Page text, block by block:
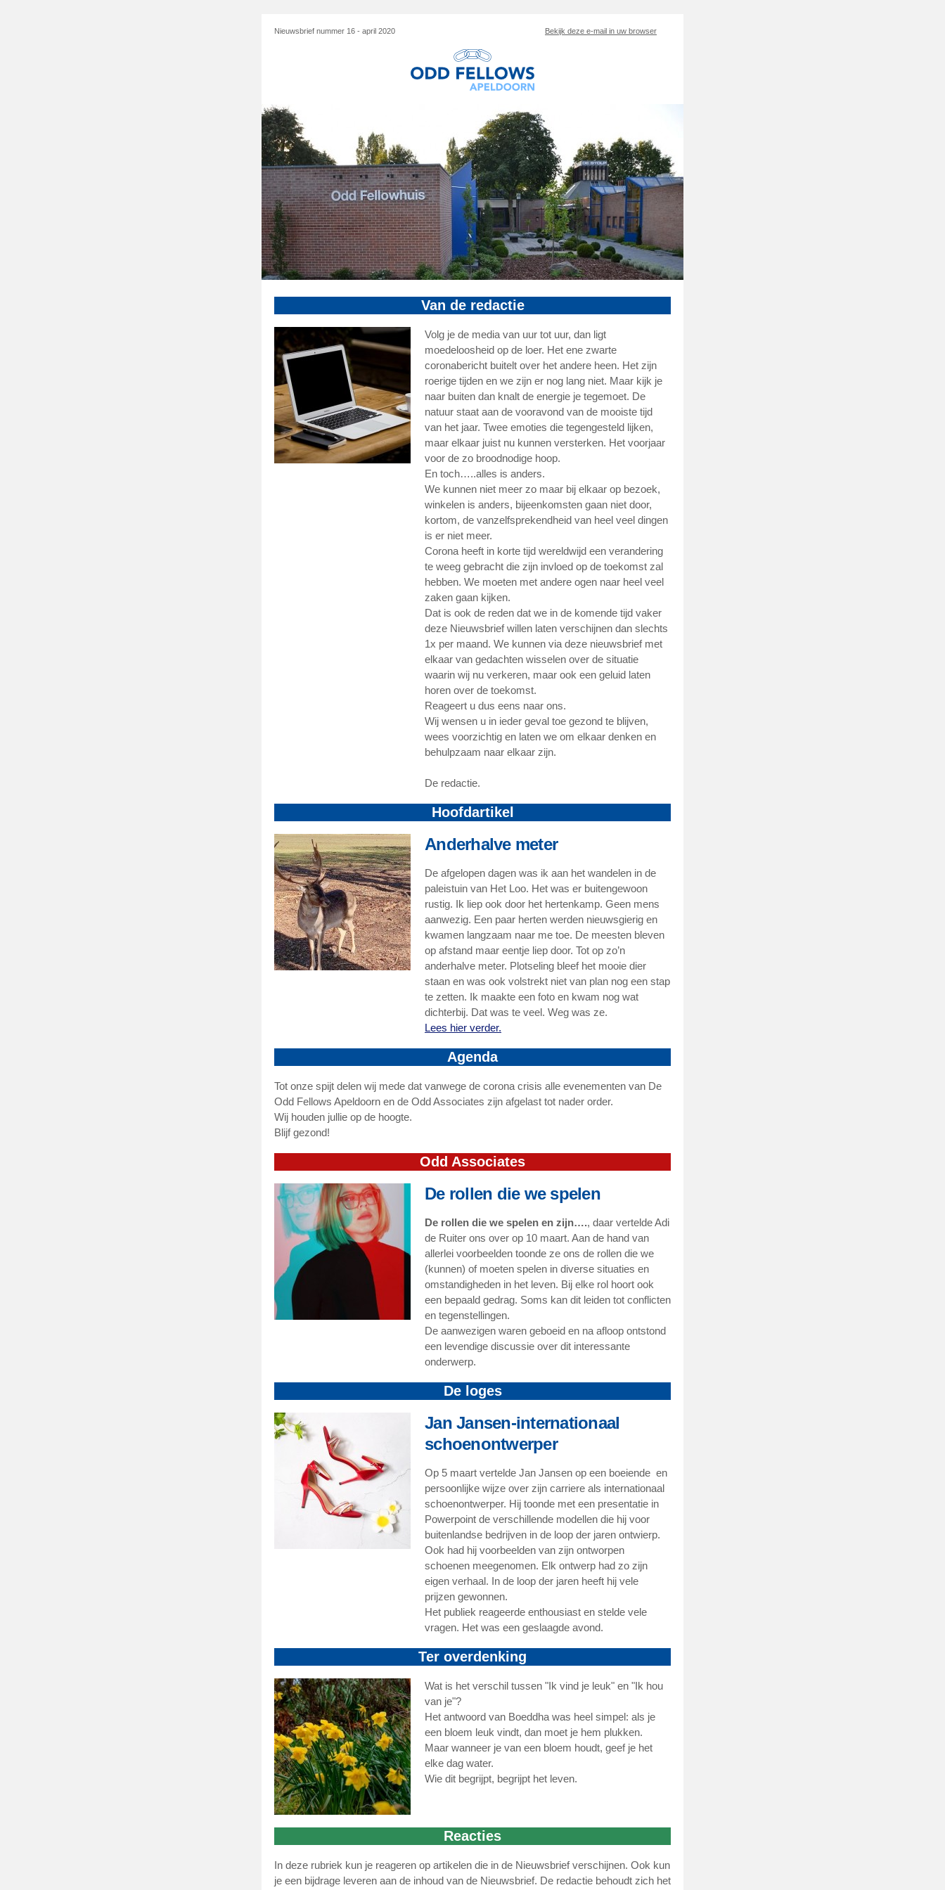
Nieuwsbrief nummer 16 - april 2020 Bekijk deze e-mail in uw browser
Van de redactie
Volg je de media van uur tot uur, dan ligt
moedeloosheid op de loer. Het ene zwarte
coronabericht buitelt over het andere heen. Het zijn
roerige tijden en we zijn er nog lang niet. Maar kijk je
naar buiten dan knalt de energie je tegemoet. De
natuur staat aan de vooravond van de mooiste tijd
van het jaar. Twee emoties die tegengesteld lijken,
maar elkaar juist nu kunnen versterken. Het voorjaar
voor de zo broodnodige hoop.
En toch…..alles is anders.
We kunnen niet meer zo maar bij elkaar op bezoek,
winkelen is anders, bijeenkomsten gaan niet door,
kortom, de vanzelfsprekendheid van heel veel dingen
is er niet meer.
Corona heeft in korte tijd wereldwijd een verandering
te weeg gebracht die zijn invloed op de toekomst zal
hebben. We moeten met andere ogen naar heel veel
zaken gaan kijken.
Dat is ook de reden dat we in de komende tijd vaker
deze Nieuwsbrief willen laten verschijnen dan slechts
1x per maand. We kunnen via deze nieuwsbrief met
elkaar van gedachten wisselen over de situatie
waarin wij nu verkeren, maar ook een geluid laten
horen over de toekomst.
Reageert u dus eens naar ons.
Wij wensen u in ieder geval toe gezond te blijven,
wees voorzichtig en laten we om elkaar denken en
behulpzaam naar elkaar zijn.
De redactie.
Hoofdartikel
Anderhalve meter
De afgelopen dagen was ik aan het wandelen in de
paleistuin van Het Loo. Het was er buitengewoon
rustig. Ik liep ook door het hertenkamp. Geen mens
aanwezig. Een paar herten werden nieuwsgierig en
kwamen langzaam naar me toe. De meesten bleven
op afstand maar eentje liep door. Tot op zo’n
anderhalve meter. Plotseling bleef het mooie dier
staan en was ook volstrekt niet van plan nog een stap
te zetten. Ik maakte een foto en kwam nog wat
dichterbij. Dat was te veel. Weg was ze.
Lees hier verder.
Agenda
Tot onze spijt delen wij mede dat vanwege de corona crisis alle evenementen van De
Odd Fellows Apeldoorn en de Odd Associates zijn afgelast tot nader order.
Wij houden jullie op de hoogte.
Blijf gezond!
Odd Associates
De rollen die we spelen
De rollen die we spelen en zijn…., daar vertelde Adi
de Ruiter ons over op 10 maart. Aan de hand van
allerlei voorbeelden toonde ze ons de rollen die we
(kunnen) of moeten spelen in diverse situaties en
omstandigheden in het leven. Bij elke rol hoort ook
een bepaald gedrag. Soms kan dit leiden tot conflicten
en tegenstellingen.
De aanwezigen waren geboeid en na afloop ontstond
een levendige discussie over dit interessante
onderwerp.
De loges
Jan Jansen-internationaal
schoenontwerper
Op 5 maart vertelde Jan Jansen op een boeiende en
persoonlijke wijze over zijn carriere als internationaal
schoenontwerper. Hij toonde met een presentatie in
Powerpoint de verschillende modellen die hij voor
buitenlandse bedrijven in de loop der jaren ontwierp.
Ook had hij voorbeelden van zijn ontworpen
schoenen meegenomen. Elk ontwerp had zo zijn
eigen verhaal. In de loop der jaren heeft hij vele
prijzen gewonnen.
Het publiek reageerde enthousiast en stelde vele
vragen. Het was een geslaagde avond.
Ter overdenking
Wat is het verschil tussen "Ik vind je leuk" en "Ik hou
van je"?
Het antwoord van Boeddha was heel simpel: als je
een bloem leuk vindt, dan moet je hem plukken.
Maar wanneer je van een bloem houdt, geef je het
elke dag water.
Wie dit begrijpt, begrijpt het leven.
Reacties
In deze rubriek kun je reageren op artikelen die in de Nieuwsbrief verschijnen. Ook kun
je een bijdrage leveren aan de inhoud van de Nieuwsbrief. De redactie behoudt zich het